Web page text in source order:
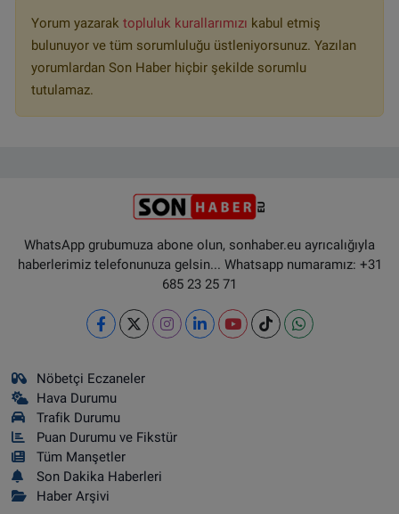
Yorum yazarak topluluk kurallarımızı kabul etmiş
bulunuyor ve tüm sorumluluğu üstleniyorsunuz. Yazılan
yorumlardan Son Haber hiçbir şekilde sorumlu
tutulamaz.
WhatsApp grubumuza abone olun, sonhaber.eu ayrıcalığıyla
haberlerimiz telefonunuza gelsin... Whatsapp numaramız: +31
685 23 25 71
Nöbetçi Eczaneler
Hava Durumu
Trafik Durumu
Puan Durumu ve Fikstür
Tüm Manşetler
Son Dakika Haberleri
Haber Arşivi